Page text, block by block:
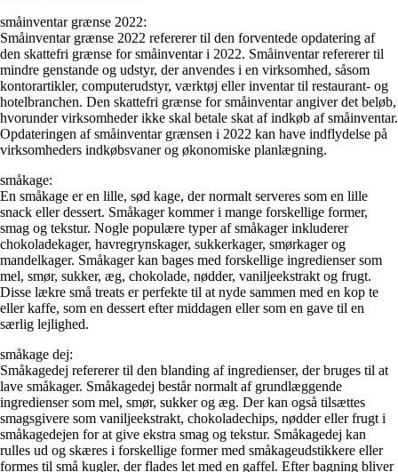
småinventar grænse 2022:
Småinventar grænse 2022 refererer til den forventede opdatering af
den skattefri grænse for småinventar i 2022. Småinventar refererer til
mindre genstande og udstyr, der anvendes i en virksomhed, såsom
kontorartikler, computerudstyr, værktøj eller inventar til restaurant- og
hotelbranchen. Den skattefri grænse for småinventar angiver det beløb,
hvorunder virksomheder ikke skal betale skat af indkøb af småinventar.
Opdateringen af småinventar grænsen i 2022 kan have indflydelse på
virksomheders indkøbsvaner og økonomiske planlægning.
småkage:
En småkage er en lille, sød kage, der normalt serveres som en lille
snack eller dessert. Småkager kommer i mange forskellige former,
smag og tekstur. Nogle populære typer af småkager inkluderer
chokoladekager, havregrynskager, sukkerkager, smørkager og
mandelkager. Småkager kan bages med forskellige ingredienser som
mel, smør, sukker, æg, chokolade, nødder, vaniljeekstrakt og frugt.
Disse lækre små treats er perfekte til at nyde sammen med en kop te
eller kaffe, som en dessert efter middagen eller som en gave til en
særlig lejlighed.
småkage dej:
Småkagedej refererer til den blanding af ingredienser, der bruges til at
lave småkager. Småkagedej består normalt af grundlæggende
ingredienser som mel, smør, sukker og æg. Der kan også tilsættes
smagsgivere som vaniljeekstrakt, chokoladechips, nødder eller frugt i
småkagedejen for at give ekstra smag og tekstur. Småkagedej kan
rulles ud og skæres i forskellige former med småkageudstikkere eller
formes til små kugler, der flades let med en gaffel. Efter bagning bliver